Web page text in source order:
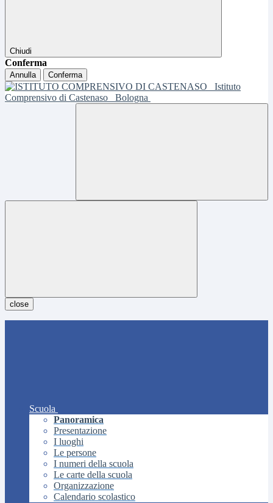
Chiudi
Conferma
Annulla Conferma
Istituto
Comprensivo di Castenaso
Bologna
close
Scuola
Panoramica
Presentazione
I luoghi
Le persone
I numeri della scuola
Le carte della scuola
Organizzazione
Calendario scolastico